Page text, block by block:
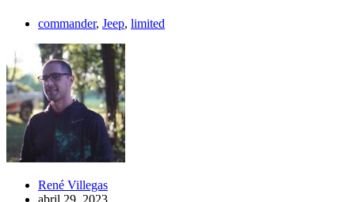
commander, Jeep, limited
René Villegas